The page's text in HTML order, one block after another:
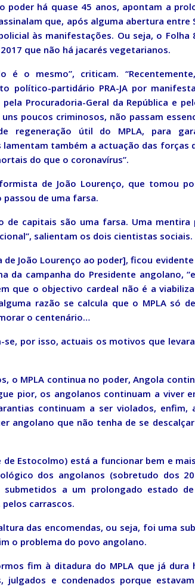
poder há quase 45 anos, apontam a
que, após alguma abertura entre
às manifestações. Ou seja, o Folha
que não há jacarés vegetarianos.
é o mesmo”, criticam.
político-partidário PRA-JA por
Procuradoria-Geral da República e
poucos criminosos, não passam
regeneração útil do MPLA, para
também a actuação das forças
do que o coronavírus”.
de João Lourenço, que tomou
passou de uma farsa.
capitais são uma farsa. Uma mentira
salientam os dois cientistas sociais.
João Lourenço ao poder], ficou
da campanha do Presidente angolano,
que o objectivo cardeal não é a
razão se calcula que o MPLA só
o centenário…
por isso, actuais os motivos que
o MPLA continua no poder, Angola
pior, os angolanos continuam a viver
continuam a ser violados, enfim,
angolano que não tenha de se
Estocolmo) está a funcionar bem e
dos angolanos (sobretudo dos
a um prolongado estado de
carrascos.
das encomendas, ou seja, foi uma
o problema do povo angolano.
fim à ditadura do MPLA que já dura
e condenados porque